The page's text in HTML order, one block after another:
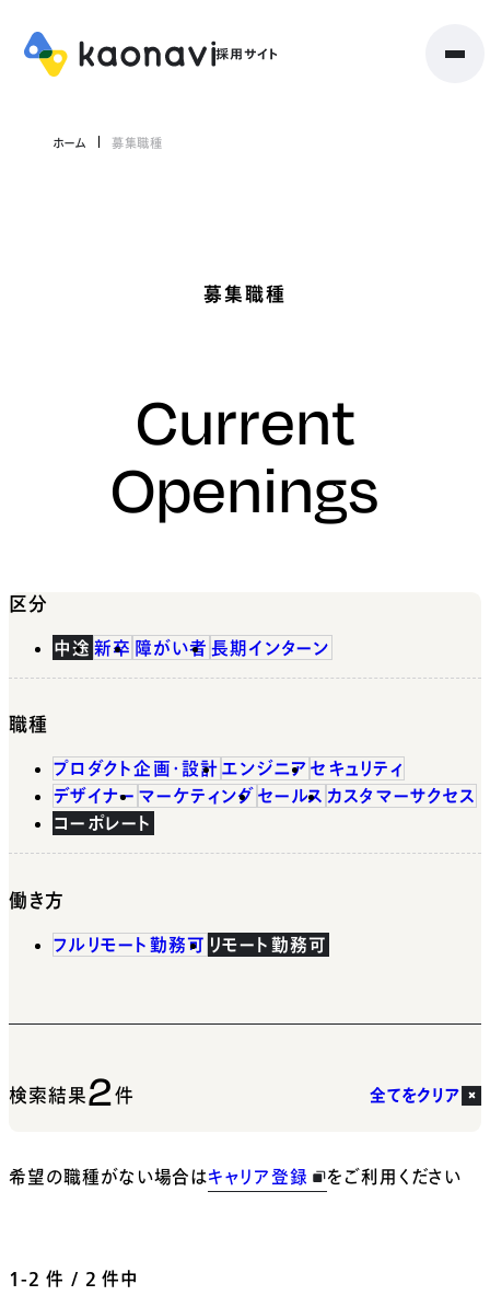
ホーム 募集職種
募集職種
Current
Openings
区分
中途 新卒 障がい者 長期インターン
職種
プロダクト企画・設計 エンジニア セキュリティ
デザイナー マーケティング セールス カスタマーサクセス
コーポレート
働き方
フルリモート勤務可 リモート勤務可
検索結果2件 全てをクリア
希望の職種がない場合はキャリア登録 をご利用ください
1-2 件 / 2 件中